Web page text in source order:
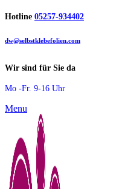
Hotline 05257-934402
dw@selbstklebefolien.com
Wir sind für Sie da
Mo -Fr. 9-16 Uhr
Menu